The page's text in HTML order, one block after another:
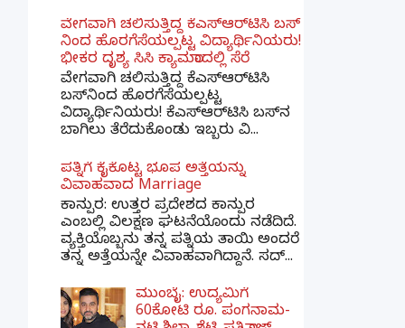
ವೇಗವಾಗಿ ಚಲಿಸುತ್ತಿದ್ದ ಕೆಎಸ್​ಆರ್​ಟಿಸಿ ಬಸ್​
ನಿಂದ ಹೊರಗೆಸೆಯಲ್ಪಟ್ಟ ವಿದ್ಯಾರ್ಥಿನಿಯರು!
ಭೀಕರ ದೃಶ್ಯ ಸಿಸಿ ಕ್ಯಾಮರಾದಲ್ಲಿ ಸೆರೆ
ವೇಗವಾಗಿ ಚಲಿಸುತ್ತಿದ್ದ ಕೆಎಸ್‌ಆರ್‌ಟಿಸಿ
ಬಸ್‌ನಿಂದ ಹೊರಗೆಸೆಯಲ್ಪಟ್ಟ
ವಿದ್ಯಾರ್ಥಿನಿಯರು! ಕೆಎಸ್‌ಆರ್‌ಟಿಸಿ ಬಸ್‌ನ
ಬಾಗಿಲು ತೆರೆದುಕೊಂಡು ಇಬ್ಬರು ವಿ...
ಪತ್ನಿಗೆ ಕೈಕೊಟ್ಟ ಭೂಪ ಅತ್ತೆಯನ್ನು
ವಿವಾಹವಾದ Marriage
ಕಾನ್ಪುರ: ಉತ್ತರ ಪ್ರದೇಶದ ಕಾನ್ಪುರ
ಎಂಬಲ್ಲಿ ವಿಲಕ್ಷಣ ಘಟನೆಯೊಂದು ನಡೆದಿದೆ.
ವ್ಯಕ್ತಿಯೊಬ್ಬನು ತನ್ನ ಪತ್ನಿಯ ತಾಯಿ ಅಂದರೆ
ತನ್ನ ಅತ್ತೆಯನ್ನೇ ವಿವಾಹವಾಗಿದ್ದಾನೆ. ಸದ್...
ಮುಂಬೈ: ಉದ್ಯಮಿಗೆ
60ಕೋಟಿ ರೂ. ಪಂಗನಾಮ-